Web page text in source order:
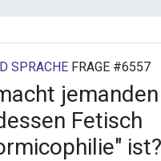
SPRACHE FRAGE #6557
Fetisch
ist?